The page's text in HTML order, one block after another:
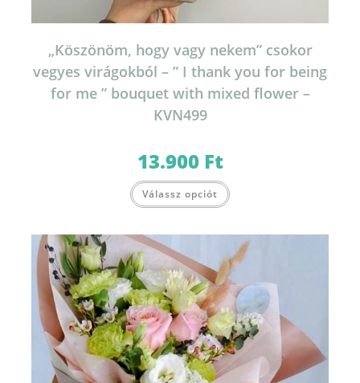
„Köszönöm, hogy vagy nekem” csokor
vegyes virágokból – ” I thank you for being
for me ” bouquet with mixed flower –
KVN499
13.900 Ft
Válassz opciót